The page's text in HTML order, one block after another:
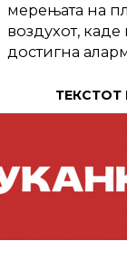
мерењата на
воздухот,
достигна